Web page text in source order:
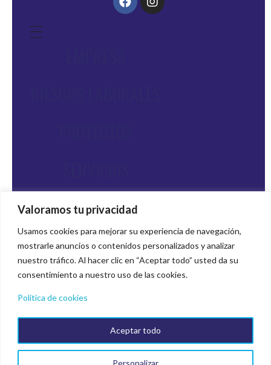
Valoramos tu privacidad
Usamos cookies para mejorar su experiencia de navegación,
mostrarle anuncios o contenidos personalizados y analizar
nuestro tráfico. Al hacer clic en “Aceptar todo” usted da su
consentimiento a nuestro uso de las cookies.
Política de cookies
Personalizar
Aceptar todo
CONTACTO
Contactanos